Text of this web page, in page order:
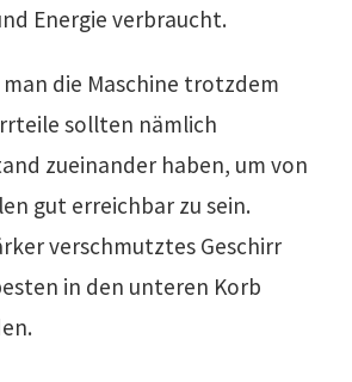
Energie verbraucht.
die Maschine trotzdem
sollten nämlich
zueinander haben, um von
gut erreichbar zu sein.
verschmutztes Geschirr
in den unteren Korb